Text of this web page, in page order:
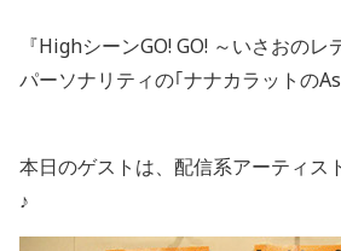
『HighシーンGO! GO! ～いさおのレ
パーソナリティの｢ナナカラットの
本日のゲストは、配信系アーティス
♪